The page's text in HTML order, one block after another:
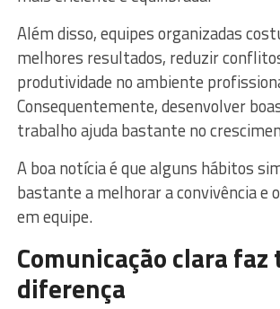
Além disso, equipes organizadas
melhores resultados, reduzir
produtividade no ambiente
Consequentemente, desenvolver
trabalho ajuda bastante no
A boa notícia é que alguns hábitos
bastante a melhorar a convivência e
em equipe.
Comunicação clara faz
diferença